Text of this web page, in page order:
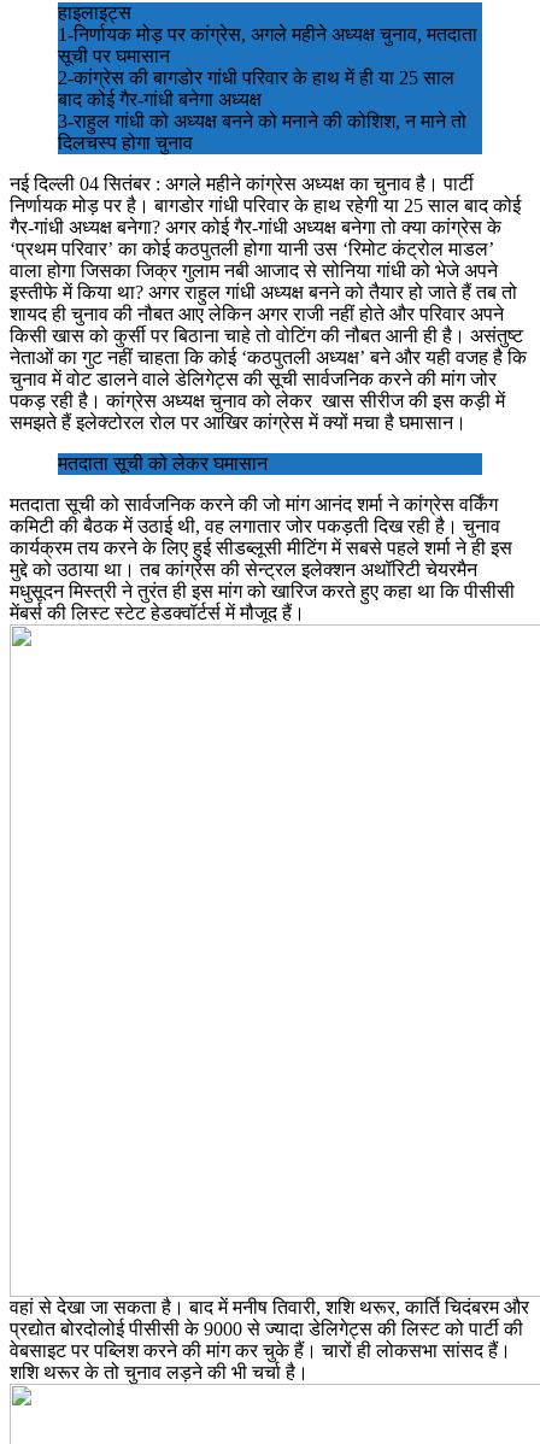
हाइलाइट्स
1-निर्णायक मोड़ पर कांग्रेस, अगले महीने अध्यक्ष चुनाव, मतदाता
सूची पर घमासान
2-कांग्रेस की बागडोर गांधी परिवार के हाथ में ही या 25 साल
बाद कोई गैर-गांधी बनेगा अध्यक्ष
3-राहुल गांधी को अध्यक्ष बनने को मनाने की कोशिश, न माने तो
दिलचस्प होगा चुनाव
नई दिल्ली 04 सितंबर : अगले महीने कांग्रेस अध्यक्ष का चुनाव है। पार्टी
निर्णायक मोड़ पर है। बागडोर गांधी परिवार के हाथ रहेगी या 25 साल बाद कोई
गैर-गांधी अध्यक्ष बनेगा? अगर कोई गैर-गांधी अध्यक्ष बनेगा तो क्या कांग्रेस के
‘प्रथम परिवार’ का कोई कठपुतली होगा यानी उस ‘रिमोट कंट्रोल माडल’
वाला होगा जिसका जिक्र गुलाम नबी आजाद से सोनिया गांधी को भेजे अपने
इस्तीफे में किया था? अगर राहुल गांधी अध्यक्ष बनने को तैयार हो जाते हैं तब तो
शायद ही चुनाव की नौबत आए लेकिन अगर राजी नहीं होते और परिवार अपने
किसी खास को कुर्सी पर बिठाना चाहे तो वोटिंग की नौबत आनी ही है। असंतुष्ट
नेताओं का गुट नहीं चाहता कि कोई ‘कठपुतली अध्यक्ष’ बने और यही वजह है कि
चुनाव में वोट डालने वाले डेलिगेट्स की सूची सार्वजनिक करने की मांग जोर
पकड़ रही है। कांग्रेस अध्यक्ष चुनाव को लेकर खास सीरीज की इस कड़ी में
समझते हैं इलेक्टोरल रोल पर आखिर कांग्रेस में क्यों मचा है घमासान।
मतदाता सूची को लेकर घमासान
मतदाता सूची को सार्वजनिक करने की जो मांग आनंद शर्मा ने कांग्रेस वर्किंग
कमिटी की बैठक में उठाई थी, वह लगातार जोर पकड़ती दिख रही है। चुनाव
कार्यक्रम तय करने के लिए हुई सीडब्लूसी मीटिंग में सबसे पहले शर्मा ने ही इस
मुद्दे को उठाया था। तब कांग्रेस की सेन्ट्रल इलेक्शन अथॉरिटी चेयरमैन
मधुसूदन मिस्त्री ने तुरंत ही इस मांग को खारिज करते हुए कहा था कि पीसीसी
मेंबर्स की लिस्ट स्टेट हेडक्वॉर्टर्स में मौजूद हैं।
वहां से देखा जा सकता है। बाद में मनीष तिवारी, शशि थरूर, कार्ति चिदंबरम और
प्रद्योत बोरदोलोई पीसीसी के 9000 से ज्यादा डेलिगेट्स की लिस्ट को पार्टी की
वेबसाइट पर पब्लिश करने की मांग कर चुके हैं। चारों ही लोकसभा सांसद हैं।
शशि थरूर के तो चुनाव लड़ने की भी चर्चा है।